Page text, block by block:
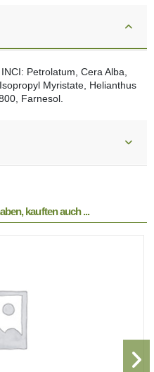
Petrolatum, Cera Alba,
Myristate, Helianthus
Farnesol.
kauften auch ...